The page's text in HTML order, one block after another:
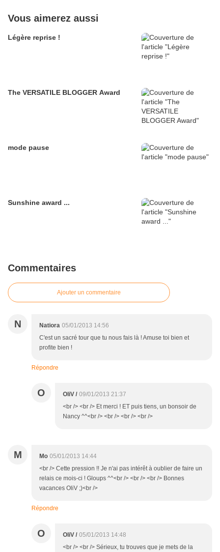
Vous aimerez aussi
Légère reprise !
The VERSATILE BLOGGER Award
mode pause
Sunshine award ...
Commentaires
Ajouter un commentaire
N Natiora 05/01/2013 14:56
C'est un sacré tour que tu nous fais là ! Amuse toi bien et
profite bien !
Répondre
O OliV / 09/01/2013 21:37
<br /> <br /> Et merci ! ET puis tiens, un bonsoir de
Nancy ^^<br /> <br /> <br /> <br />
M Mo 05/01/2013 14:44
<br /> Cette pression !! Je n'ai pas intérêt à oublier de faire un
relais ce mois-ci ! Gloups ^^<br /> <br /> <br /> Bonnes
vacances OliV ;)<br />
Répondre
O OliV / 05/01/2013 14:48
<br /> <br /> Sérieux, tu trouves que je mets de la